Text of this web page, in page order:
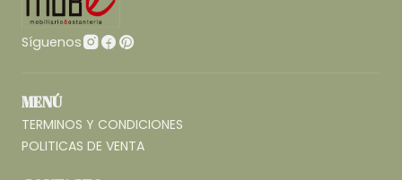
Síguenos
MENÚ
TERMINOS Y CONDICIONES
POLITICAS DE VENTA